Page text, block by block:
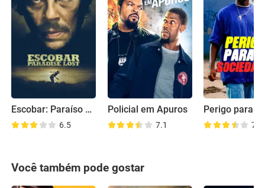
Escobar: Paraíso Perdido
6.5
Policial em Apuros
7.1 7.5
Você também pode gostar